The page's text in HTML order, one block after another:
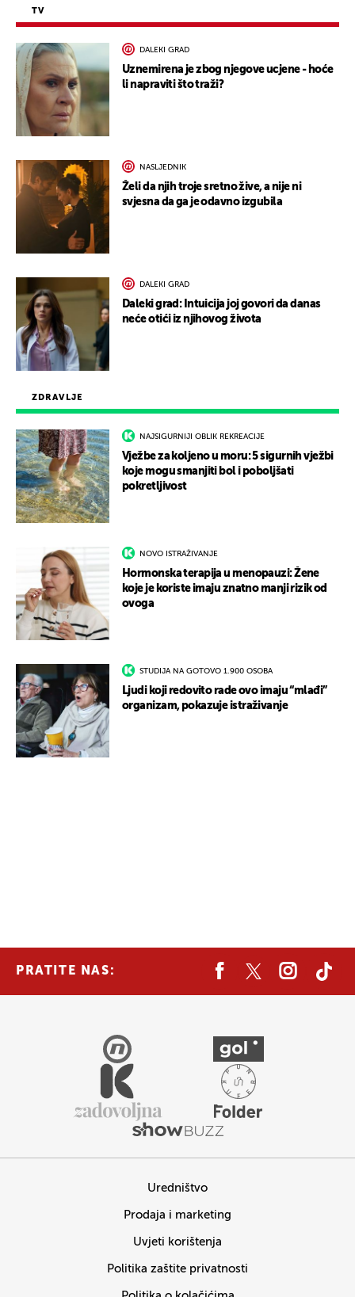
ZDRAVLJE
NAJSIGURNIJI OBLIK REKREACIJE
Vježbe za koljeno u moru: 5 sigurnih vježbi
koje mogu smanjiti bol i poboljšati
pokretljivost
NOVO ISTRAŽIVANJE
Hormonska terapija u menopauzi: Žene
koje je koriste imaju znatno manji rizik od
ovoga
STUDIJA NA GOTOVO 1.900 OSOBA
Ljudi koji redovito rade ovo imaju “mlađi”
organizam, pokazuje istraživanje
TV
DALEKI GRAD
Uznemirena je zbog njegove ucjene - hoće
li napraviti što traži?
NASLJEDNIK
Želi da njih troje sretno žive, a nije ni
svjesna da ga je odavno izgubila
DALEKI GRAD
Daleki grad: Intuicija joj govori da danas
neće otići iz njihovog života
PRATITE NAS:
Uredništvo
Prodaja i marketing
Uvjeti korištenja
Politika zaštite privatnosti